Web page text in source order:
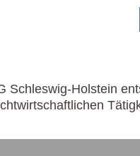
Schleswig-Holstein